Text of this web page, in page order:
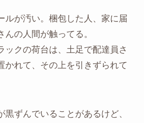
ルが汚い。梱包した人、家に届
んの人間が触ってる。
ックの荷台は、土足で配達員さ
かれて、その上を引きずられて
黒ずんでいることがあるけど、